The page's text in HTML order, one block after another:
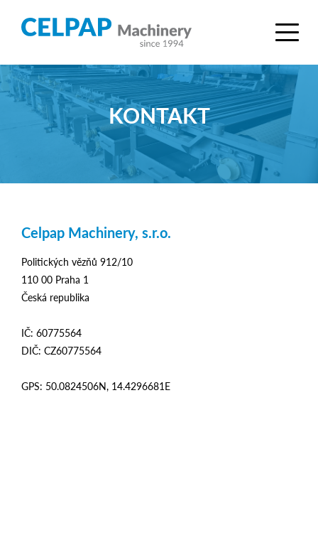
KONTAKT
Celpap Machinery, s.r.o.
Politických vězňů 912/10
110 00 Praha 1
Česká republika
IČ: 60775564
DIČ: CZ60775564
GPS: 50.0824506N, 14.4296681E